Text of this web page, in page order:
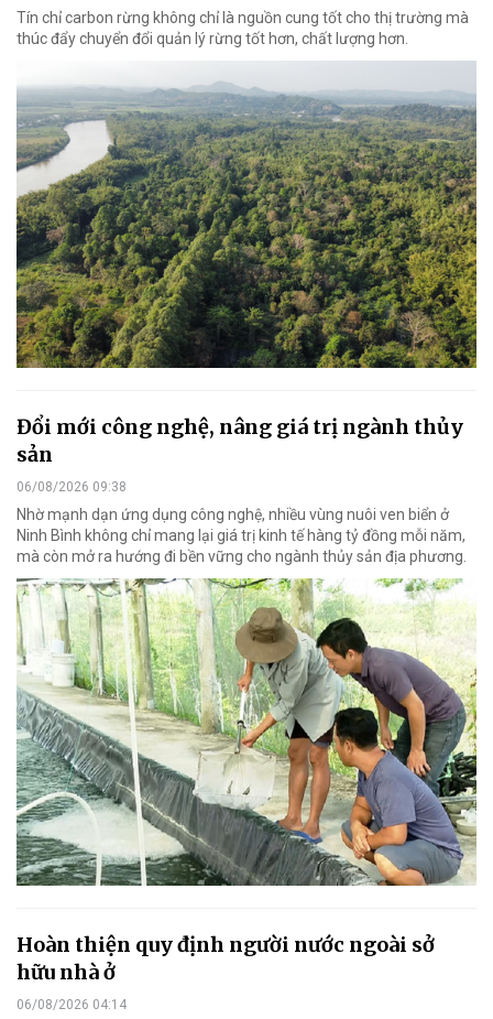
Tín chỉ carbon rừng không chỉ là nguồn cung tốt cho thị trường mà
thúc đẩy chuyển đổi quản lý rừng tốt hơn, chất lượng hơn.
Đổi mới công nghệ, nâng giá trị ngành thủy
sản
06/08/2026 09:38
Nhờ mạnh dạn ứng dụng công nghệ, nhiều vùng nuôi ven biển ở
Ninh Bình không chỉ mang lại giá trị kinh tế hàng tỷ đồng mỗi năm,
mà còn mở ra hướng đi bền vững cho ngành thủy sản địa phương.
Hoàn thiện quy định người nước ngoài sở
hữu nhà ở
06/08/2026 04:14